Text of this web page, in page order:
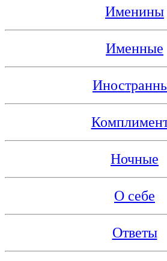
Именины
Именные
Ночные
О себе
Ответы